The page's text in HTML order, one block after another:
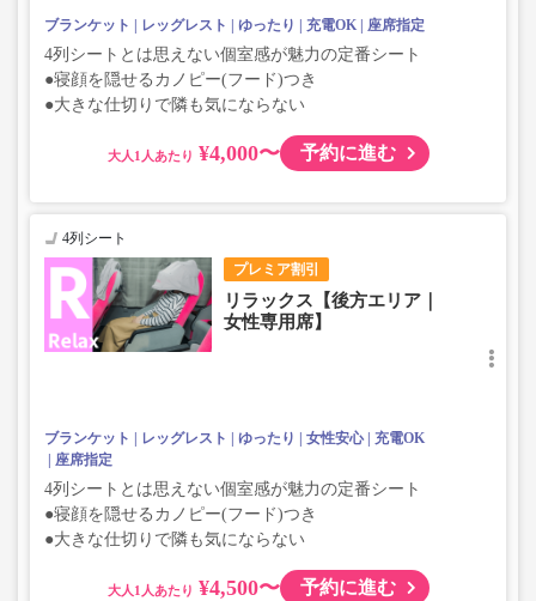
ブランケット レッグレスト ゆったり 充電OK 座席指定
4列シートとは思えない個室感が魅力の定番シート
●寝顔を隠せるカノピー(フード)つき
●大きな仕切りで隣も気にならない
大人 ¥4,000〜 予約に進む
プレミア割引
4列シート
リラックス【後方エリア｜
女性専用席】
ブランケット レッグレスト ゆったり 女性安心
充電OK
座席指定
4列シートとは思えない個室感が魅力の定番シート
●寝顔を隠せるカノピー(フード)つき
●大きな仕切りで隣も気にならない
大人 ¥4,500〜 予約に進む